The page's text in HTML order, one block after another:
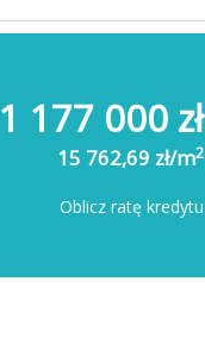
1 177 000 zł
15 762,69 zł/m2
Oblicz ratę kredytu